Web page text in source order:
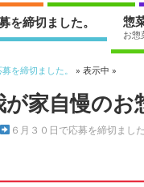
を締切ました。 惣
お惣
を締切ました。 » 表示中 »
家自慢のお
６月３０日で応募を締切ました